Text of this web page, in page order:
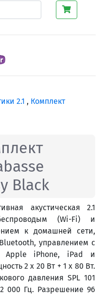
2.1 , Комплект
Black
акустическая 2.1
(Wi-Fi) и
к домашней сети,
управлением c
Apple iPhone, iPad и
2 х 20 Вт + 1 х 80 Вт.
давления SPL 101
000 Гц. Разрешение 96